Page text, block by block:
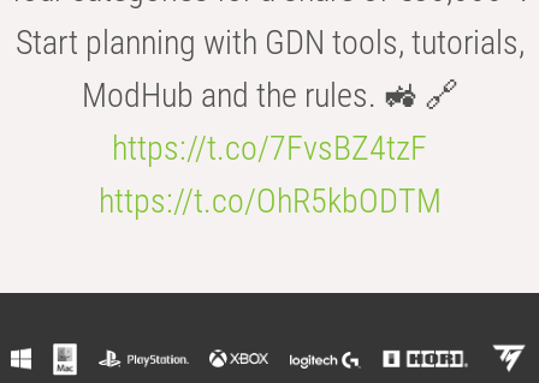
Start planning with GDN tools, tutorials,
ModHub and the rules. 🚜 🔗
https://t.co/7FvsBZ4tzF
https://t.co/OhR5kbODTM